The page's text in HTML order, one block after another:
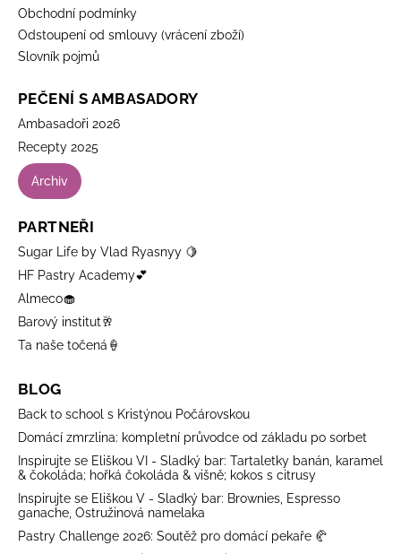
Obchodní podmínky
Odstoupení od smlouvy (vrácení zboží)
Slovník pojmů
PEČENÍ S AMBASADORY
Ambasadoři 2026
Recepty 2025
Archiv
PARTNEŘI
Sugar Life by Vlad Ryasnyy 🍋
HF Pastry Academy💕
Almeco🧁
Barový institut🥂
Ta naše točená🍦
BLOG
Back to school s Kristýnou Počárovskou
Domácí zmrzlina: kompletní průvodce od základu po sorbet
Inspirujte se Eliškou VI - Sladký bar: Tartaletky banán, karamel
& čokoláda; hořká čokoláda & višně; kokos s citrusy
Inspirujte se Eliškou V - Sladký bar: Brownies, Espresso
ganache, Ostružinová namelaka
Pastry Challenge 2026: Soutěž pro domácí pekaře 🥐